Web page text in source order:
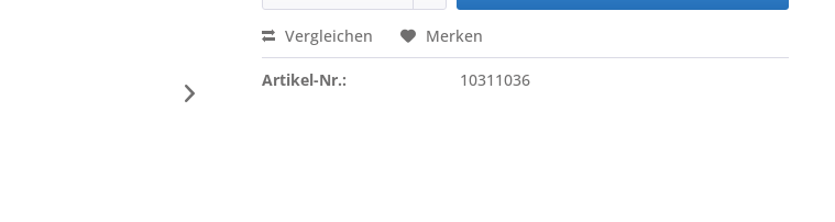
Vergleichen Merken
Artikel-Nr.: 10311036